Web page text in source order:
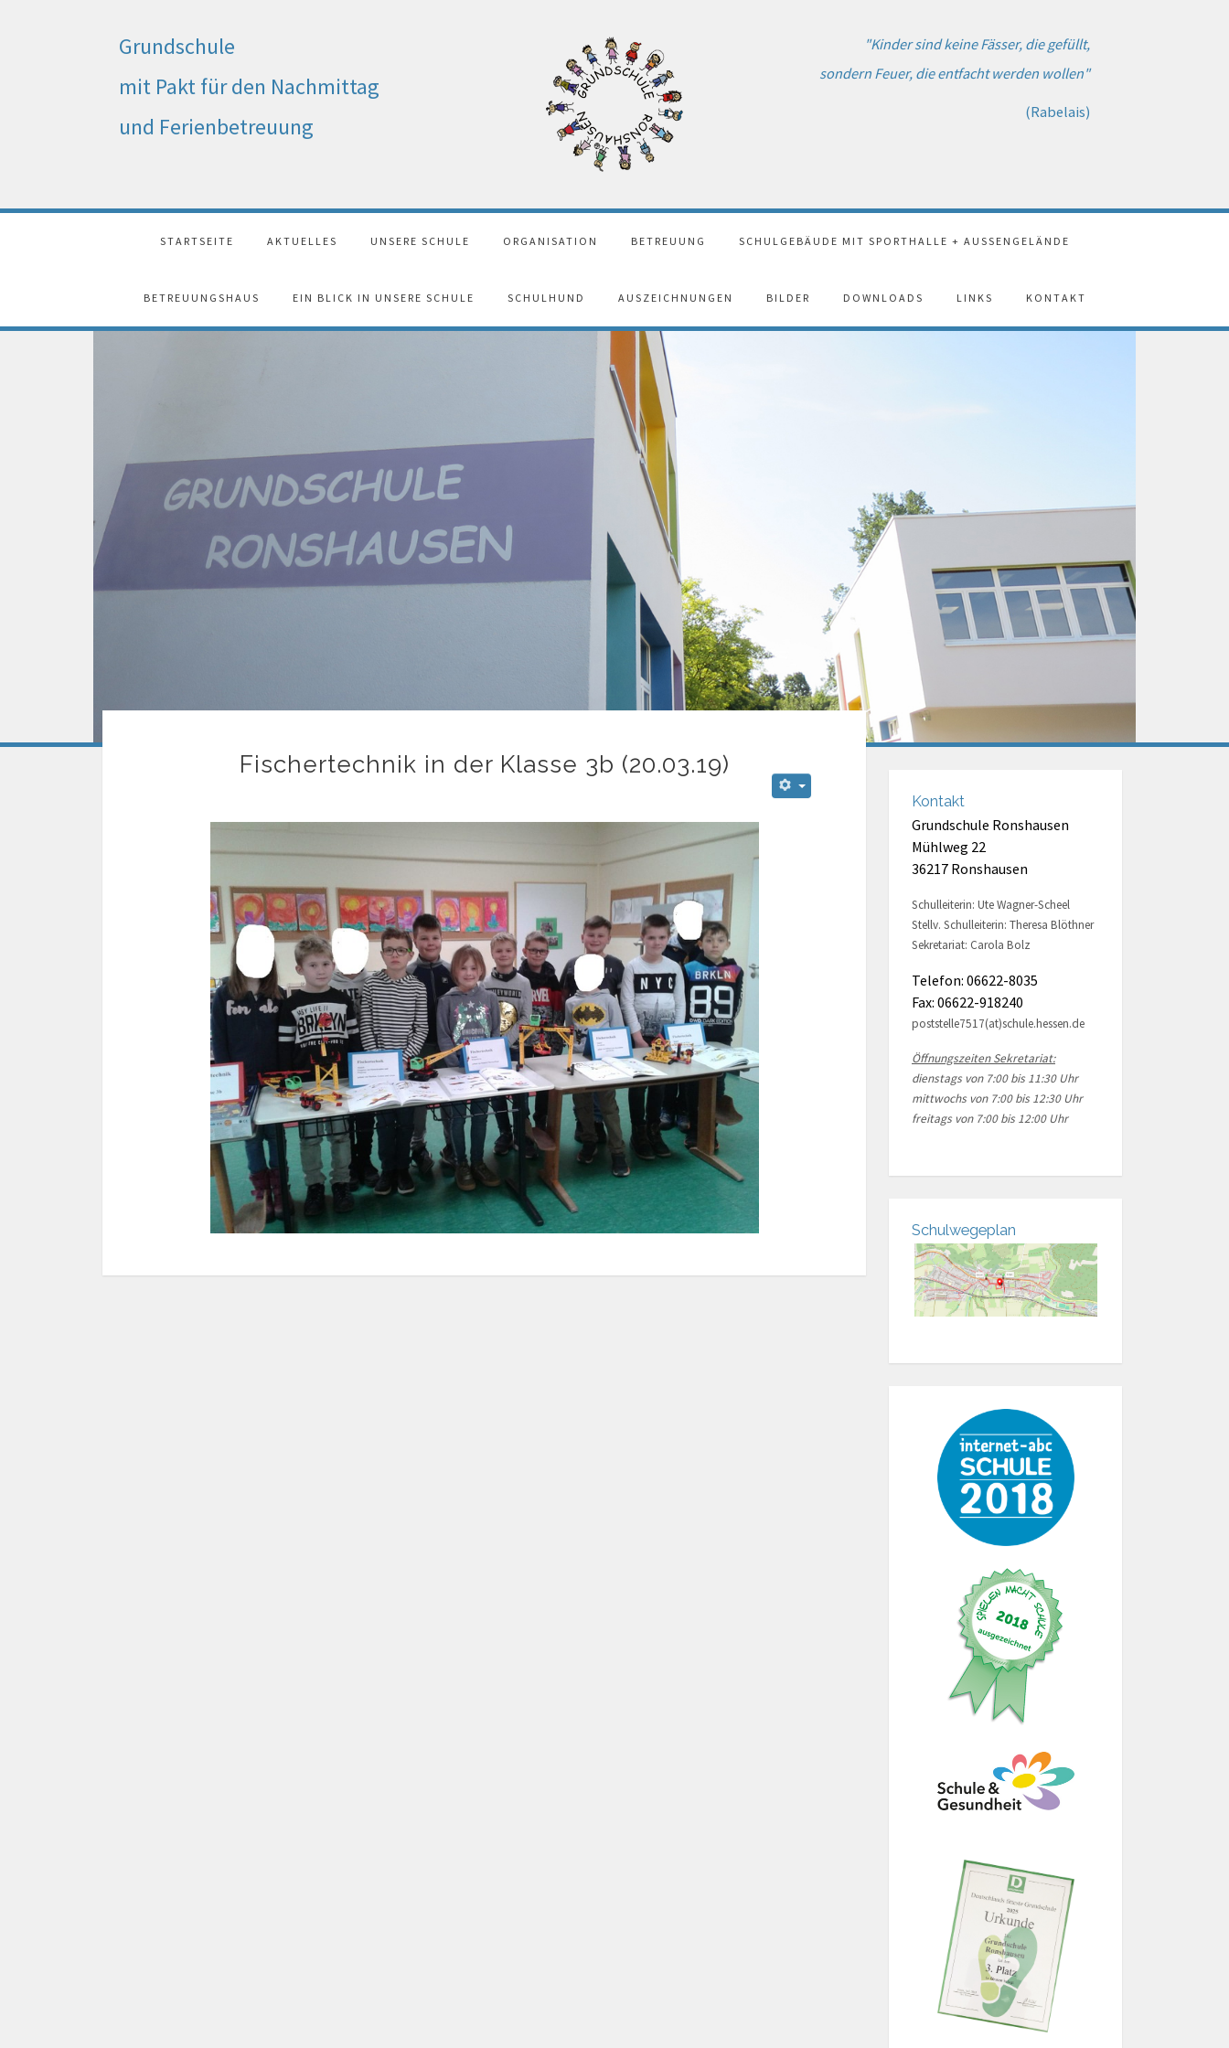
Grundschule
mit Pakt für den Nachmittag
und Ferienbetreuung
"Kinder sind keine Fässer, die gefüllt,
sondern Feuer, die entfacht werden wollen"
(Rabelais)
STARTSEITE AKTUELLES UNSERE SCHULE ORGANISATION BETREUUNG SCHULGEBÄUDE MIT SPORTHALLE + AUSSENGELÄNDE
BETREUUNGSHAUS EIN BLICK IN UNSERE SCHULE SCHULHUND AUSZEICHNUNGEN BILDER DOWNLOADS LINKS KONTAKT
Kontakt
Grundschule Ronshausen
Mühlweg 22
36217 Ronshausen
Schulleiterin: Ute Wagner-Scheel
Stellv. Schulleiterin: Theresa Blöthner
Sekretariat: Carola Bolz
Telefon: 06622-8035
Fax: 06622-918240
poststelle7517(at)schule.hessen.de
Öffnungszeiten Sekretariat:
dienstags von 7:00 bis 11:30 Uhr
mittwochs von 7:00 bis 12:30 Uhr
freitags von 7:00 bis 12:00 Uhr
Schulwegeplan
Fischertechnik in der Klasse 3b (20.03.19)